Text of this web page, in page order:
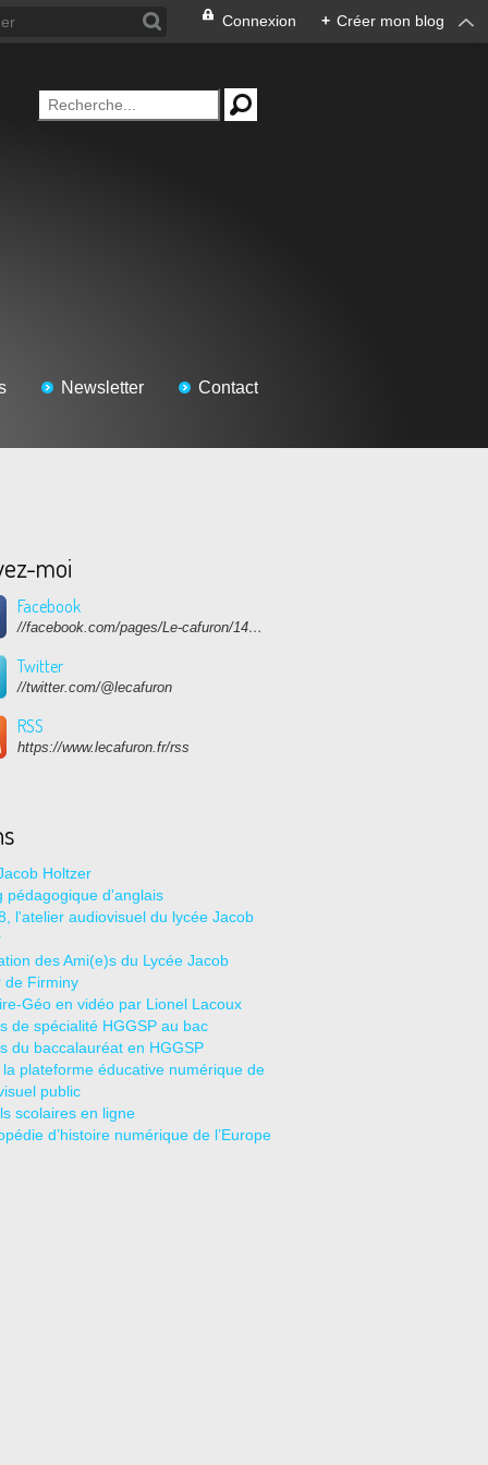
Connexion + Créer mon blog
Newsletter Contact
moi
Facebook
//facebook.com/pages/Le-cafuron/1415682768741632
Twitter
//twitter.com/@lecafuron
RSS
https://www.lecafuron.fr/rss
Holtzer
pédagogique d'anglais
l'atelier audiovisuel du lycée Jacob
des Ami(e)s du Lycée Jacob
de Firminy
Géo en vidéo par Lionel Lacoux
de spécialité HGGSP au bac
du baccalauréat en HGGSP
la plateforme éducative numérique de
public
scolaires en ligne
d’histoire numérique de l’Europe